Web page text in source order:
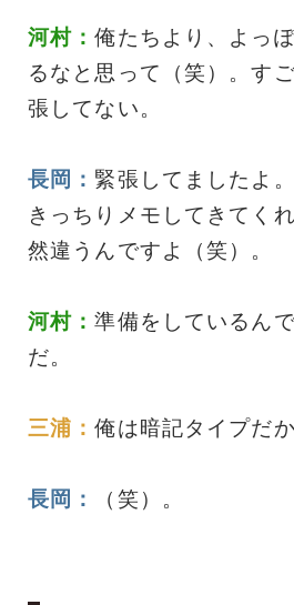
河村：俺たちより、よっ
るなと思って（笑）。す
張してない。
長岡： 緊張してましたよ
きっちりメモしてきてく
然違うんですよ（笑）。
河村：準備をしているん
だ。
三浦：俺は暗記タイプだ
長岡： （笑）。